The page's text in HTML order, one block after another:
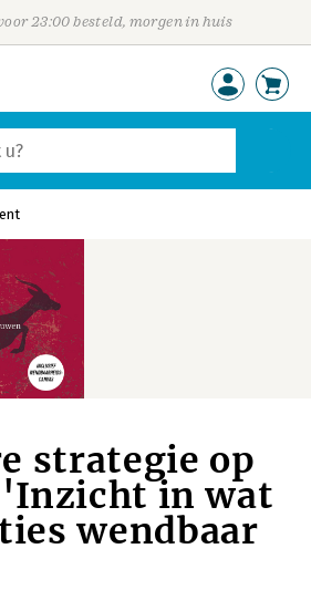
23:00 besteld, morgen in huis
strategie op
'Inzicht in wat
wendbaar